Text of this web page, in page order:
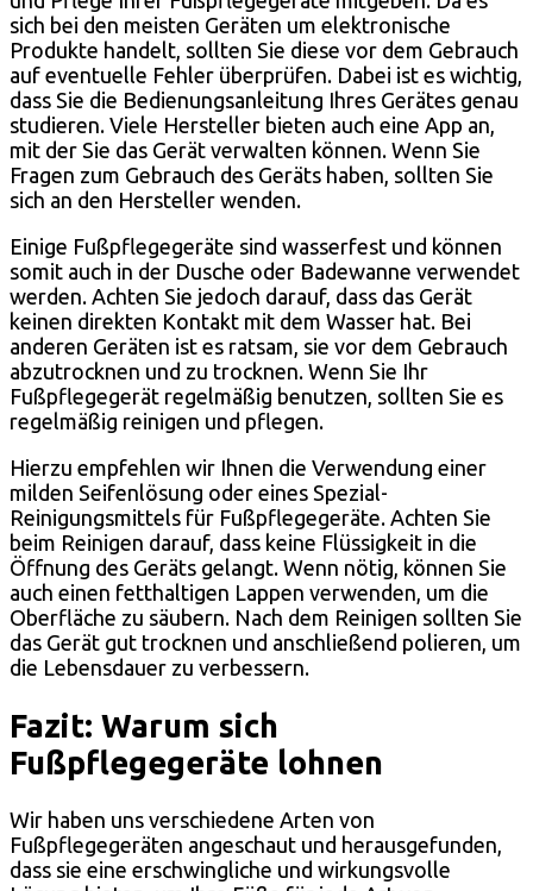
sich bei den meisten Geräten um elektronische
Produkte handelt, sollten Sie diese vor dem Gebrauch
auf eventuelle Fehler überprüfen. Dabei ist es wichtig,
dass Sie die Bedienungsanleitung Ihres Gerätes genau
studieren. Viele Hersteller bieten auch eine App an,
mit der Sie das Gerät verwalten können. Wenn Sie
Fragen zum Gebrauch des Geräts haben, sollten Sie
sich an den Hersteller wenden.
Einige Fußpflegegeräte sind wasserfest und können
somit auch in der Dusche oder Badewanne verwendet
werden. Achten Sie jedoch darauf, dass das Gerät
keinen direkten Kontakt mit dem Wasser hat. Bei
anderen Geräten ist es ratsam, sie vor dem Gebrauch
abzutrocknen und zu trocknen. Wenn Sie Ihr
Fußpflegegerät regelmäßig benutzen, sollten Sie es
regelmäßig reinigen und pflegen.
Hierzu empfehlen wir Ihnen die Verwendung einer
milden Seifenlösung oder eines Spezial-
Reinigungsmittels für Fußpflegegeräte. Achten Sie
beim Reinigen darauf, dass keine Flüssigkeit in die
Öffnung des Geräts gelangt. Wenn nötig, können Sie
auch einen fetthaltigen Lappen verwenden, um die
Oberfläche zu säubern. Nach dem Reinigen sollten Sie
das Gerät gut trocknen und anschließend polieren, um
die Lebensdauer zu verbessern.
Fazit: Warum sich
Fußpflegegeräte lohnen
Wir haben uns verschiedene Arten von
Fußpflegegeräten angeschaut und herausgefunden,
dass sie eine erschwingliche und wirkungsvolle